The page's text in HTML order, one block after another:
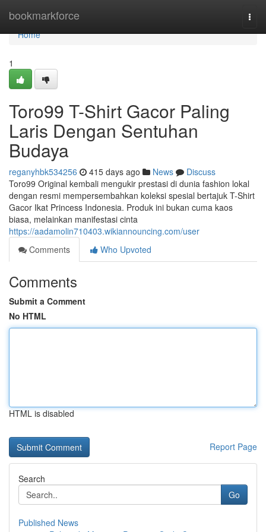
bookmarkforce
Home
Home
1
Toro99 T-Shirt Gacor Paling
Laris Dengan Sentuhan
Budaya
reganyhbk534256 415 days ago News
Discuss
Toro99 Original kembali mengukir prestasi di dunia fashion lokal
dengan resmi mempersembahkan koleksi spesial bertajuk T-Shirt
Gacor Ikat Princess Indonesia. Produk ini bukan cuma kaos
biasa, melainkan manifestasi cinta
https://aadamolin710403.wikiannouncing.com/user
Comments
Who Upvoted
Comments
Submit a Comment
No HTML
HTML is disabled
Report Page
Search
Go
Published News